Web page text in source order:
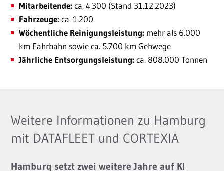
Mitarbeitende: ca. 4.300 (Stand 31.12.2023)
Fahrzeuge: ca. 1.200
Wöchentliche Reinigungsleistung: mehr als 6.000
km Fahrbahn sowie ca. 5.700 km Gehwege
Jährliche Entsorgungsleistung: ca. 808.000 Tonnen
Weitere Informationen zu Hamburg
mit DATAFLEET und CORTEXIA
Hamburg setzt zwei weitere Jahre auf KI